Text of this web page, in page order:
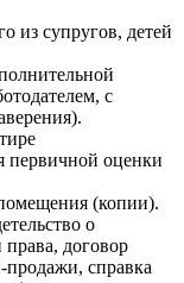
из супругов, детей
с
первичной оценки
(копии).
о
права, договор
продажи, справка